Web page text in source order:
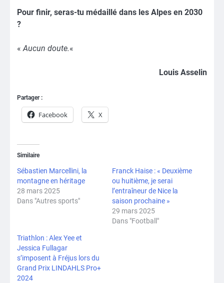
Pour finir, seras-tu médaillé dans les Alpes en 2030
?
«Aucun doute.«
Louis Asselin
Partager :
Facebook X
Similaire
Sébastien Marcellini, la
montagne en héritage
28 mars 2025
Dans "Autres sports"
Franck Haise : « Deuxième
ou huitième, je serai
l’entraîneur de Nice la
saison prochaine »
29 mars 2025
Dans "Football"
Triathlon : Alex Yee et
Jessica Fullagar
s’imposent à Fréjus lors du
Grand Prix LINDAHLS Pro+
2024